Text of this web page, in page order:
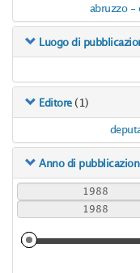
abruzzo -
Luogo di
Editore (1)
Anno di